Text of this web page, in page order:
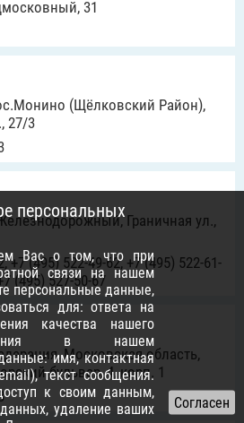
31
(Щёлковский Район),
27/3
Граничная ул.,
+7 (495) 522-49-62, +7 (495) 522-61-
(495) 527-50-67
Московская область,
бульвар, 4, корп. 1
персональных
Вас о том, что при
связи на нашем
персональные данные,
для: ответа на
качества нашего
в нашем
имя, контактная
текст сообщения.
к своим данным,
удаление ваших